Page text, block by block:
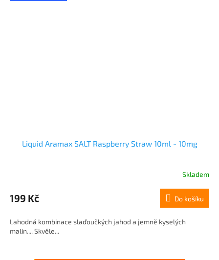
Liquid Aramax SALT Raspberry Straw 10ml - 10mg
Skladem
199 Kč Do košíku
Lahodná kombinace slaďoučkých jahod a jemně kyselých
malin.... Skvěle...